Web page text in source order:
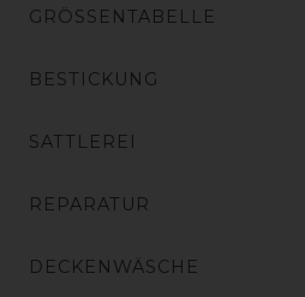
GRÖSSENTABELLE
BESTICKUNG
SATTLEREI
REPARATUR
DECKENWÄSCHE